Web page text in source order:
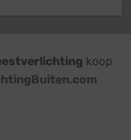
koop